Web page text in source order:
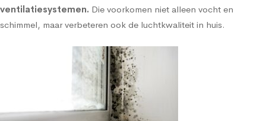
ventilatiesystemen. Die voorkomen niet alleen vocht en
schimmel, maar verbeteren ook de luchtkwaliteit in huis.